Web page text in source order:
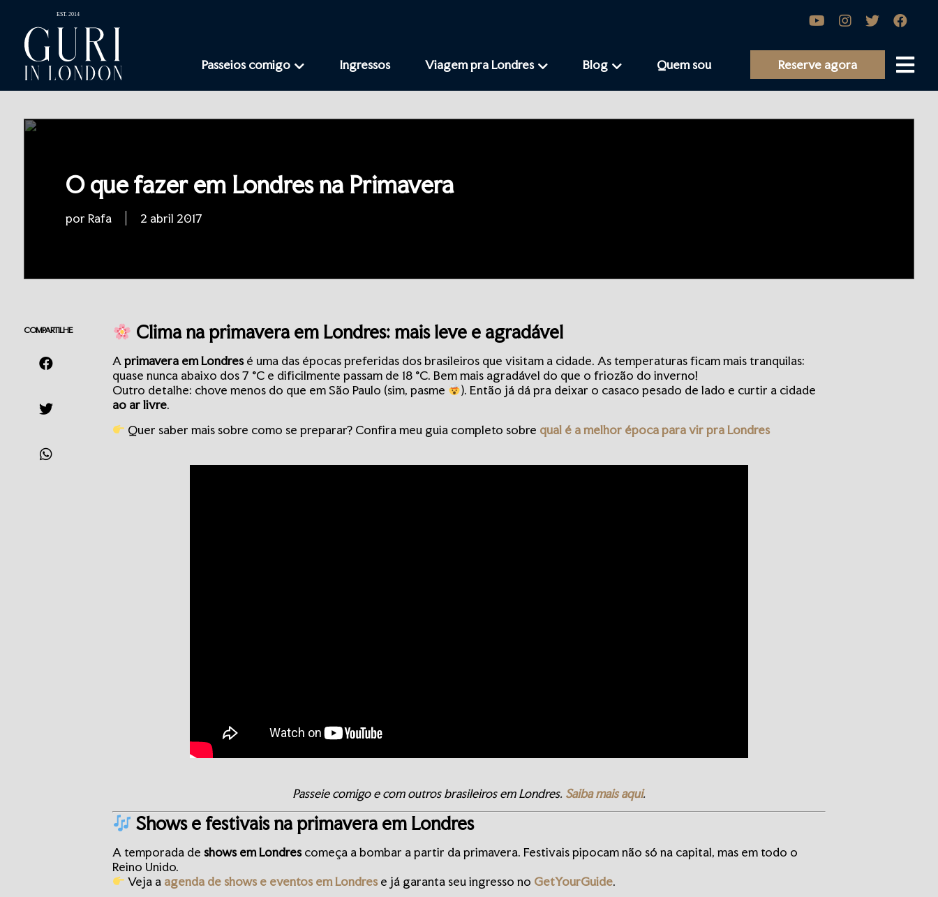
Passeios comigo Ingressos Viagem pra Londres Blog Quem sou Reserve agora
O que fazer em Londres na Primavera
por Rafa 2 abril 2017
COMPARTILHE Clima na primavera em Londres: mais leve e agradável
Aprimavera em Londresé uma das épocas preferidas dos brasileiros que visitam a cidade. As temperaturas ficam mais tranquilas:
quase nunca abaixo dos 7 °C e dificilmente passam de 18 °C. Bem mais agradável do que o friozão do inverno!
Outro detalhe: chove menos do que em São Paulo (sim, pasme
). Então já dá pra deixar o casaco pesado de lado e curtir a cidade
ao ar livre.
Quer saber mais sobre como se preparar? Confira meu guia completo sobre qual é a melhor época para vir pra Londres
Passeie comigo e com outros brasileiros em Londres. Saiba mais aqui.
Shows e festivais na primavera em Londres
A temporada de shows em Londrescomeça a bombar a partir da primavera. Festivais pipocam não só na capital, mas em todo o
Reino Unido.
Veja a agenda de shows e eventos em Londres e já garanta seu ingresso no GetYourGuide.